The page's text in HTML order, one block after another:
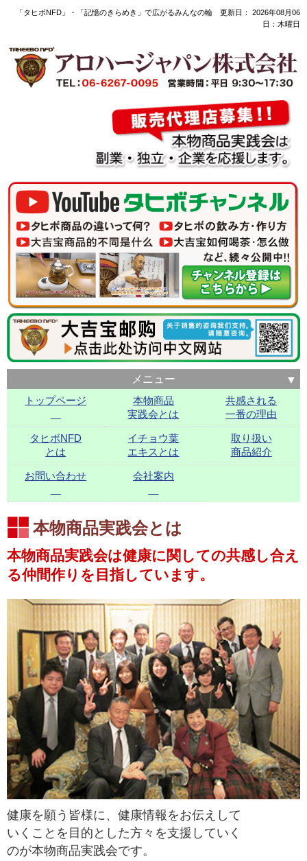
「タヒボNFD」・「記憶のきらめき」で広がるみんなの輪 更新日： 2026年08月06
日：木曜日
メニュー
トップページ
本物商品
実践会とは
共感される
一番の理由
タヒボNFD
とは
イチョウ葉
エキスとは
取り扱い
商品紹介
お問い合わせ 会社案内
本物商品実践会とは
本物商品実践会は健康に関しての共感し合え
る仲間作りを目指しています。
健康を願う皆様に、健康情報をお伝えして
いくことを目的とした方々を支援していく
のが本物商品実践会です。